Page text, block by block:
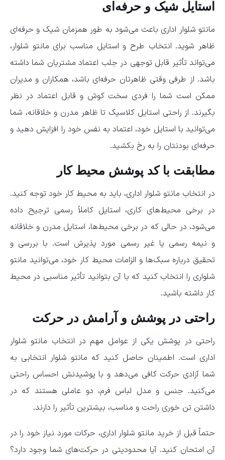
استایل شیک و حرفه‌ای
مانتو شلوار اداری باعث می‌شود به طور همزمان شیک و حرفه‌ای
ظاهر شوید. انتخاب طرح و استایل مناسب برای مانتو شلوار،
می‌تواند تأثیر قابل توجهی در جلب اعتماد مشتریان شما داشته
باشد. از طرفی وقتی ظاهرتان حرفه‌ای باشد، همکاران و مدیران
ممکن است شما را فردی سخت کوش و قابل اعتماد در نظر
بگیرند. از راحتی استایل کلاسیک تا ظاهر مدرن و خلاقانه، شما
می‌توانید با استایل خود، اعتماد به نفس خود را افزایش دهید و
حرفه‌ای بودنتان را به رخ بکشید.
مطابقت با کد پوشش محیط کار
در انتخاب مانتو شلوار اداری، باید به محیط کار خود توجه کنید.
در برخی محیط‌های کاری، استایل کاملاً رسمی ترجیح داده
می‌شود، در حالی که در برخی محیط‌ها، استایل مدرن و خلاقانه
و نیمه رسمی یا غیر رسمی مورد پذیرش است. با بررسی و
تحقیق درباره سبک‌ها و الزامات محیط کار خود، می‌توانید مانتو
شلواری را انتخاب کنید که با آن بتوانید تأثیر مناسبی در محیط
کار داشته باشید.
راحتی در پوشش و آرامش در حرکت
راحتی در پوشش یکی از عوامل مهم در انتخاب مانتو شلوار
اداری است. اطمینان حاصل کنید که مانتو شلوار انتخابی به
شما آزادی حرکت کافی می‌دهد و با پوشیدنش احساس راحتی
می‌کنید. جنس و مدل لباس فرم، دو عاملی هستند که در
داشتن تن خوری راحت و مناسب، بیشترین تأثیر را دارند.
حتماً قبل از خرید مانتو شلوار اداری، حرکات مورد نیاز خود را در
آن امتحان کنید. آیا محدودیتی در حرکت‌های شما وجود دارد؟